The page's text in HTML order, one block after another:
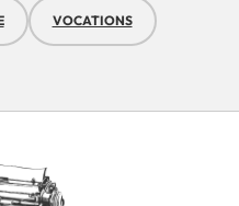
VOCATIONS